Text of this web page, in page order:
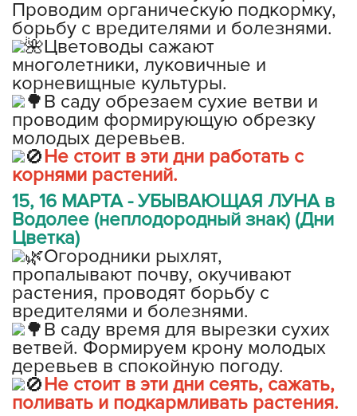
Проводим органическую подкормку,
борьбу с вредителями и болезнями.
Цветоводы сажают
многолетники, луковичные и
корневищные культуры.
В саду обрезаем сухие ветви и
проводим формирующую обрезку
молодых деревьев.
Не стоит в эти дни работать с
корнями растений.
15, 16 МАРТА - УБЫВАЮЩАЯ ЛУНА в
Водолее (неплодородный знак) (Дни
Цветка)
Огородники рыхлят,
пропалывают почву, окучивают
растения, проводят борьбу с
вредителями и болезнями.
В саду время для вырезки сухих
ветвей. Формируем крону молодых
деревьев в спокойную погоду.
Не стоит в эти дни сеять, сажать,
поливать и подкармливать растения.